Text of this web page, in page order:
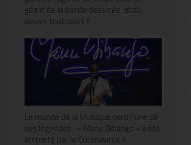
géant de la bande dessinée, et du
dessin tout court !!
Le monde de la Musique perd l’une de
ses légendes : « Manu Dibango » a été
emporté par le Coronavirus !!